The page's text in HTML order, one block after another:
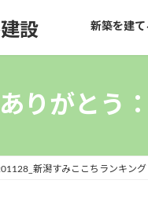
設 新築を建て
ありがとう
新潟すみここちランキング